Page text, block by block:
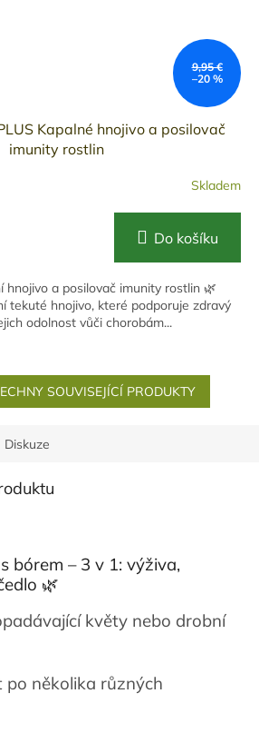
9,95 €
–20 %
Kapalné hnojivo a posilovač
imunity rostlin
Skladem
Do košíku
hnojivo a posilovač imunity rostlin 🌿
tekuté hnojivo, které podporuje zdravý
odolnost vůči chorobám...
SOUVISEJÍCÍ PRODUKTY
Diskuze
bórem – 3 v 1: výživa,
🌿
květy nebo drobní
po několika různých